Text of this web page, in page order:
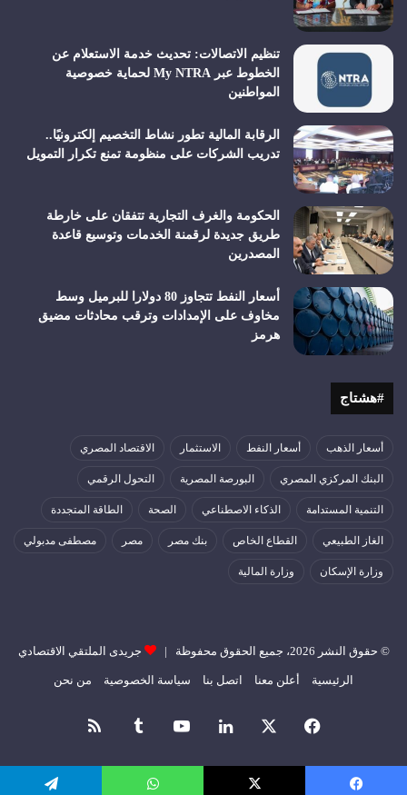
تنظيم الاتصالات: تحديث خدمة الاستعلام عن
الخطوط عبر My NTRA لحماية خصوصية
المواطنين
الرقابة المالية تطور نشاط التخصيم إلكترونيًا..
تدريب الشركات على منظومة تمنع تكرار التمويل
الحكومة والغرف التجارية تتفقان على خارطة
طريق جديدة لرقمنة الخدمات وتوسيع قاعدة
المصدرين
أسعار النفط تتجاوز 80 دولارا للبرميل وسط
مخاوف على الإمدادات وترقب محادثات مضيق
هرمز
#هشتاج
أسعار الذهب أسعار النفط الاستثمار الاقتصاد المصري
البنك المركزي المصري البورصة المصرية التحول الرقمي
التنمية المستدامة الذكاء الاصطناعي الصحة الطاقة المتجددة
الغاز الطبيعي القطاع الخاص بنك مصر مصر مصطفى مدبولي
وزارة الإسكان وزارة المالية
© حقوق النشر 2026، جميع الحقوق محفوظة | جريدى الملتقي الاقتصادي
الرئيسية أعلن معنا اتصل بنا سياسة الخصوصية من نحن
فيسبوك لينكدإن ‫YouTube
الموقع